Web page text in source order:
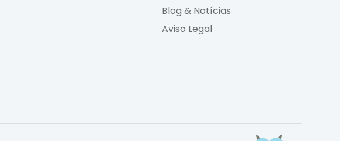
Blog & Notícias
Aviso Legal